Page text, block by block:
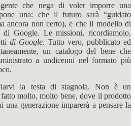
che nega di voler imporre una
una: che il futuro sarà “guidato
ancora non certo), e che il modello di
Google. Le missioni, ricordiamolo,
di Google. Tutto vero, pubblicato ed
un catalogo del bene che
a undicenni nel formato più
la testa di stagnola. Non è un
fatto molto, molto bene, dove il prodotto
una generazione imparerà a pensare la